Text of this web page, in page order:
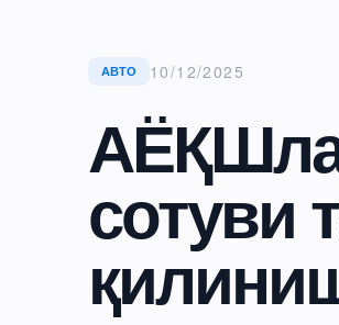
АВТО 10/12/2025
сотуви